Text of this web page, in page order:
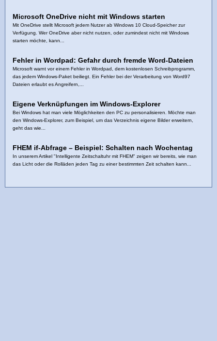
Microsoft OneDrive nicht mit Windows starten
Mit OneDrive stellt Microsoft jedem Nutzer ab Windows 10 Cloud-Speicher zur
Verfügung. Wer OneDrive aber nicht nutzen, oder zumindest nicht mit Windows
starten möchte, kann...
Fehler in Wordpad: Gefahr durch fremde Word-Dateien
Microsoft warnt vor einem Fehler in Wordpad, dem kostenlosen Schreibprogramm,
das jedem Windows-Paket beiliegt. Ein Fehler bei der Verarbeitung von Word97
Dateien erlaubt es Angreifern,...
Eigene Verknüpfungen im Windows-Explorer
Bei Windows hat man viele Möglichkeiten den PC zu personalisieren. Möchte man
den Windows-Explorer, zum Beispiel, um das Verzeichnis eigene Bilder erweitern,
geht das wie...
FHEM if-Abfrage – Beispiel: Schalten nach Wochentag
In unserem Artikel "Intelligente Zeitschaltuhr mit FHEM" zeigen wir bereits, wie man
das Licht oder die Rolläden jeden Tag zu einer bestimmten Zeit schalten kann...